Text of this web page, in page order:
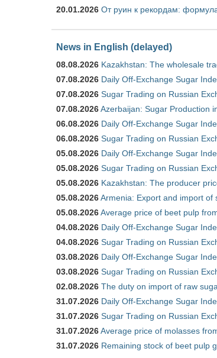
20.01.2026 От руин к рекордам:
News in English (delayed)
08.08.2026 Kazakhstan: The wholesale
07.08.2026 Daily Off-Exchange Sugar
07.08.2026 Sugar Trading on Russian
07.08.2026Azerbaijan: Sugar Production
06.08.2026 Daily Off-Exchange Sugar
06.08.2026 Sugar Trading on Russian
05.08.2026 Daily Off-Exchange Sugar
05.08.2026 Sugar Trading on Russian
05.08.2026 Kazakhstan: The producer
05.08.2026Armenia: Export and import of
05.08.2026Average price of beet pulp
04.08.2026 Daily Off-Exchange Sugar
04.08.2026 Sugar Trading on Russian
03.08.2026 Daily Off-Exchange Sugar
03.08.2026 Sugar Trading on Russian
02.08.2026 The duty on import of raw
31.07.2026 Daily Off-Exchange Sugar
31.07.2026 Sugar Trading on Russian
31.07.2026Average price of molasses
31.07.2026 Remaining stock of beet pulp